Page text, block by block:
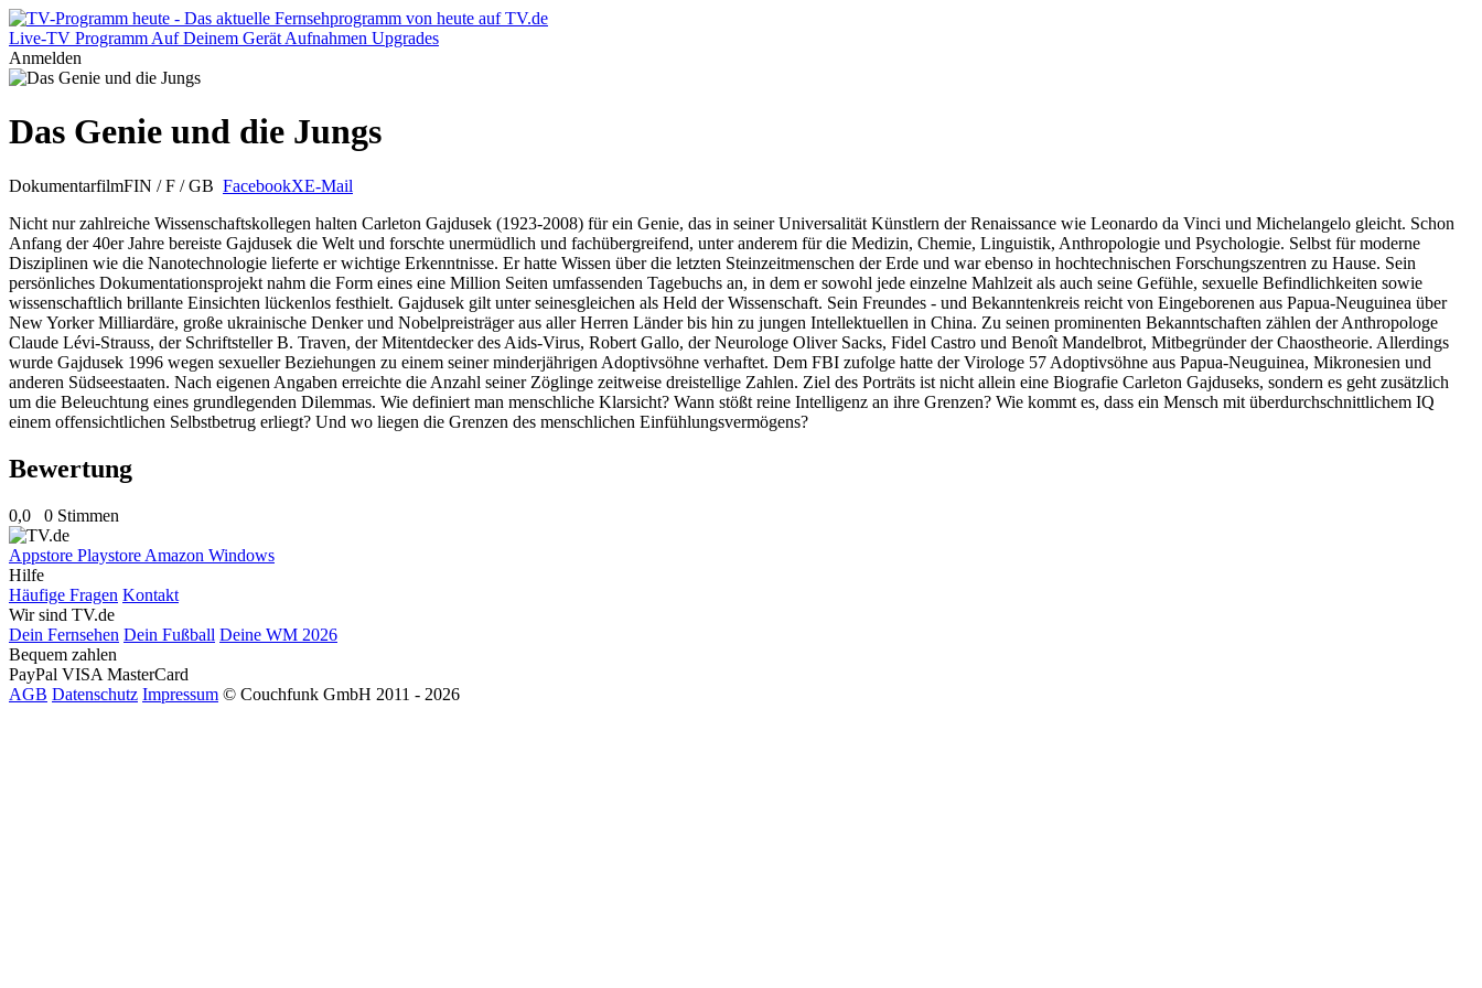
Live-TV Programm Auf Deinem Gerät Aufnahmen Upgrades
Anmelden
Das Genie und die Jungs
DokumentarfilmFIN / F / GB FacebookXE-Mail
Nicht nur zahlreiche Wissenschaftskollegen halten Carleton Gajdusek (1923-2008) für ein Genie, das in seiner Universalität Künstlern der Renaissance wie Leonardo da Vinci und Michelangelo gleicht. Schon
Anfang der 40er Jahre bereiste Gajdusek die Welt und forschte unermüdlich und fachübergreifend, unter anderem für die Medizin, Chemie, Linguistik, Anthropologie und Psychologie. Selbst für moderne
Disziplinen wie die Nanotechnologie lieferte er wichtige Erkenntnisse. Er hatte Wissen über die letzten Steinzeitmenschen der Erde und war ebenso in hochtechnischen Forschungszentren zu Hause. Sein
persönliches Dokumentationsprojekt nahm die Form eines eine Million Seiten umfassenden Tagebuchs an, in dem er sowohl jede einzelne Mahlzeit als auch seine Gefühle, sexuelle Befindlichkeiten sowie
wissenschaftlich brillante Einsichten lückenlos festhielt. Gajdusek gilt unter seinesgleichen als Held der Wissenschaft. Sein Freundes - und Bekanntenkreis reicht von Eingeborenen aus Papua-Neuguinea über
New Yorker Milliardäre, große ukrainische Denker und Nobelpreisträger aus aller Herren Länder bis hin zu jungen Intellektuellen in China. Zu seinen prominenten Bekanntschaften zählen der Anthropologe
Claude Lévi-Strauss, der Schriftsteller B. Traven, der Mitentdecker des Aids-Virus, Robert Gallo, der Neurologe Oliver Sacks, Fidel Castro und Benoît Mandelbrot, Mitbegründer der Chaostheorie. Allerdings
wurde Gajdusek 1996 wegen sexueller Beziehungen zu einem seiner minderjährigen Adoptivsöhne verhaftet. Dem FBI zufolge hatte der Virologe 57 Adoptivsöhne aus Papua-Neuguinea, Mikronesien und
anderen Südseestaaten. Nach eigenen Angaben erreichte die Anzahl seiner Zöglinge zeitweise dreistellige Zahlen. Ziel des Porträts ist nicht allein eine Biografie Carleton Gajduseks, sondern es geht zusätzlich
um die Beleuchtung eines grundlegenden Dilemmas. Wie definiert man menschliche Klarsicht? Wann stößt reine Intelligenz an ihre Grenzen? Wie kommt es, dass ein Mensch mit überdurchschnittlichem IQ
einem offensichtlichen Selbstbetrug erliegt? Und wo liegen die Grenzen des menschlichen Einfühlungsvermögens?
Bewertung
0,0 0 Stimmen
Appstore Playstore Amazon Windows
Hilfe
Häufige Fragen Kontakt
Wir sind TV.de
Dein Fernsehen Dein Fußball Deine WM 2026
Bequem zahlen
PayPal VISA MasterCard
AGB Datenschutz Impressum © Couchfunk GmbH 2011 - 2026